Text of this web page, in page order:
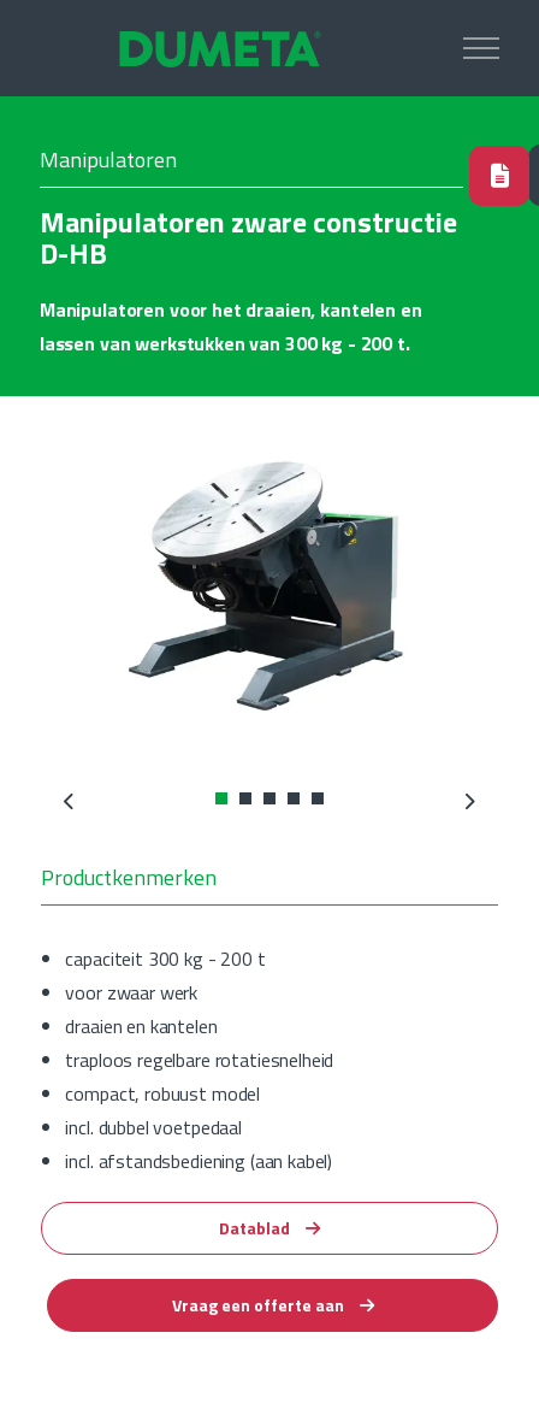
Manipulatoren
Manipulatoren zware constructie
D-HB
Manipulatoren voor het draaien, kantelen en
lassen van werkstukken van 300 kg - 200 t.
Productkenmerken
capaciteit 300 kg - 200 t
voor zwaar werk
draaien en kantelen
traploos regelbare rotatiesnelheid
compact, robuust model
incl. dubbel voetpedaal
incl. afstandsbediening (aan kabel)
Datablad
Vraag een offerte aan
Previous Next